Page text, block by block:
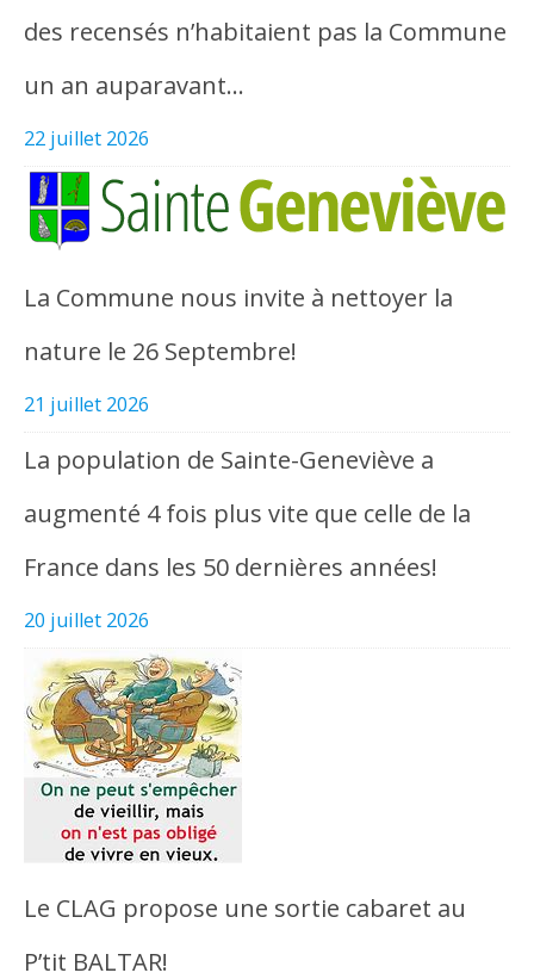
des recensés n’habitaient pas la Commune
un an auparavant…
22 juillet 2026
La Commune nous invite à nettoyer la
nature le 26 Septembre!
21 juillet 2026
La population de Sainte-Geneviève a
augmenté 4 fois plus vite que celle de la
France dans les 50 dernières années!
20 juillet 2026
Le CLAG propose une sortie cabaret au
P’tit BALTAR!